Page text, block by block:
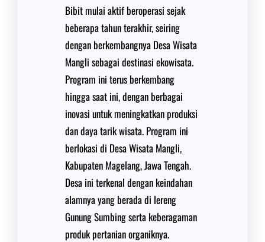
Bibit mulai aktif beroperasi sejak
beberapa tahun terakhir, seiring
dengan berkembangnya Desa Wisata
Mangli sebagai destinasi ekowisata.
Program ini terus berkembang
hingga saat ini, dengan berbagai
inovasi untuk meningkatkan produksi
dan daya tarik wisata. Program ini
berlokasi di Desa Wisata Mangli,
Kabupaten Magelang, Jawa Tengah.
Desa ini terkenal dengan keindahan
alamnya yang berada di lereng
Gunung Sumbing serta keberagaman
produk pertanian organiknya.